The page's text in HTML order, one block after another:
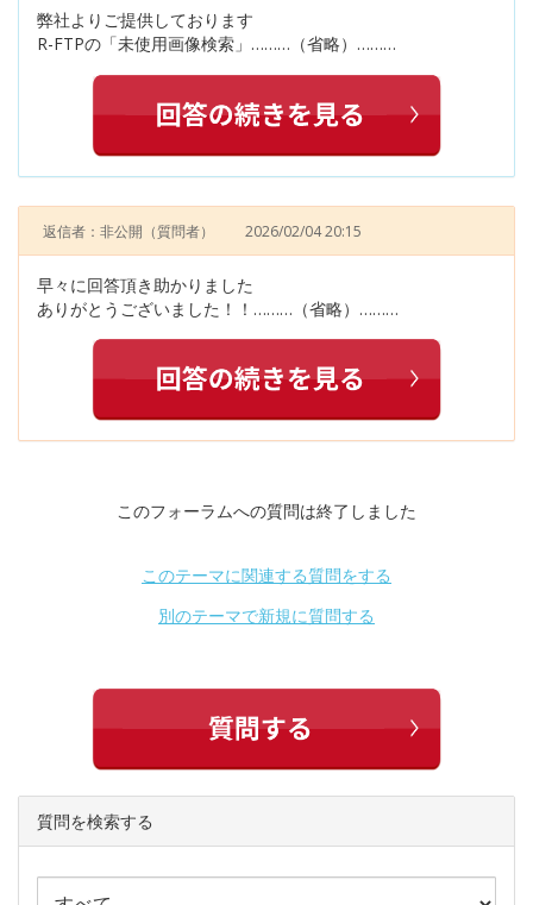
弊社よりご提供しております
R-FTPの「未使用画像検索」………（省略）………
返信者：非公開 （質問者） 2026/02/04 20:15
早々に回答頂き助かりました
ありがとうございました！！………（省略）………
このフォーラムへの質問は終了しました
このテーマに関連する質問をする
別のテーマで新規に質問する
質問を検索する